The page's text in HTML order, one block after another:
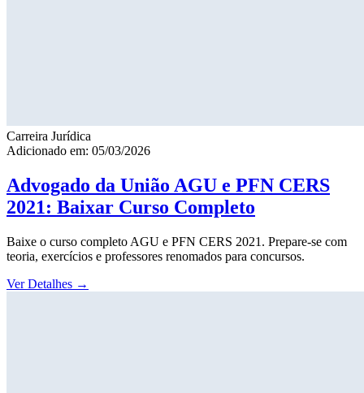
Carreira Jurídica
Adicionado em: 05/03/2026
Advogado da União AGU e PFN CERS
2021: Baixar Curso Completo
Baixe o curso completo AGU e PFN CERS 2021. Prepare-se com
teoria, exercícios e professores renomados para concursos.
Ver Detalhes →